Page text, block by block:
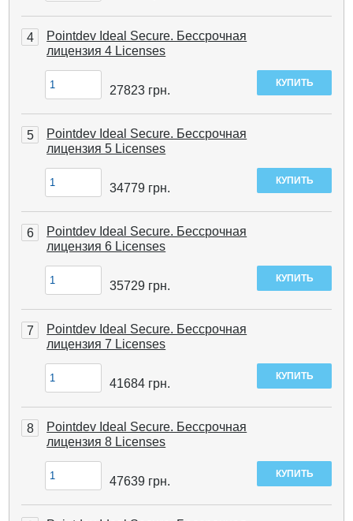
4
Pointdev Ideal Secure. Бессрочная
лицензия 4 Licenses
27823 грн.
5
Pointdev Ideal Secure. Бессрочная
лицензия 5 Licenses
34779 грн.
6
Pointdev Ideal Secure. Бессрочная
лицензия 6 Licenses
35729 грн.
7
Pointdev Ideal Secure. Бессрочная
лицензия 7 Licenses
41684 грн.
8
Pointdev Ideal Secure. Бессрочная
лицензия 8 Licenses
47639 грн.